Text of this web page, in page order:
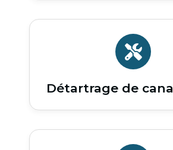
Détartrage de